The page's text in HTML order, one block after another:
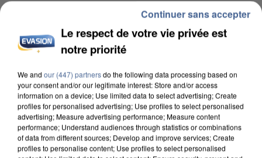
Le respect de votre vie privée est
notre priorité
We and our (447) partnersdo the following data processing based on
your consent and/or our legitimate interest: Store and/or access
information on a device; Use limited data to select advertising; Create
profiles for personalised advertising; Use profiles to select personalised
advertising; Measure advertising performance; Measure content
performance; Understand audiences through statistics or combinations
of data from different sources; Develop and improve services; Create
profiles to personalise content; Use profiles to select personalised
Continuer sans accepter